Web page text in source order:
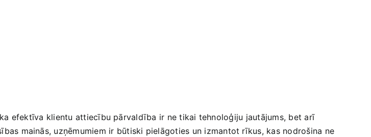
efektīva klientu attiecību pārvaldība ir ne tikai tehnoloģiju jautājums, bet⁣ arī
mainās, uzņēmumiem ir būtiski pielāgoties un izmantot rīkus, kas nodrošina ne​